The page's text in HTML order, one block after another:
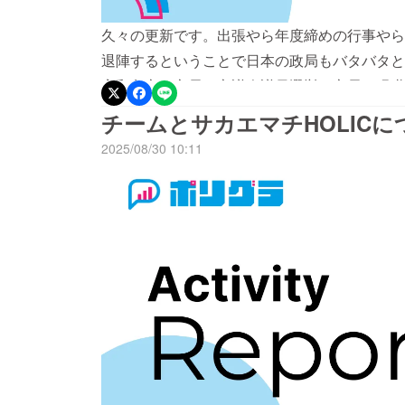
久々の更新です。出張やら年度締めの行事や
退陣するということで日本の政局もバタバタ
宇和島市の市長＆市議会議員選挙。市長は現
人が3名当選ということでそれほど大きな風
用率に関しても、まだまだそこまで多く使わ
非常に限定的です。しかし、今回は現職議員
ので、なかなかに面白い事実が浮かび上が
タに今回の選挙結果を反映させてChatGPT5
と、議会で一生懸命している議員さんより
がたくさんいるということです。このあた
ていただきますので、ご支援がまだの方は
かったことは「議会」と「選挙」の間には
選挙。この2つが連動していないこと。それ
るのが今、とても楽しいです。次のフィー
チームとサカエマチHOLICに
2025/08/30 10:11